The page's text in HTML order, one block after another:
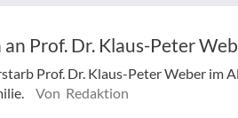
an Prof. Dr. Klaus-Peter
Prof. Dr. Klaus-Peter Weber im
Von Redaktion